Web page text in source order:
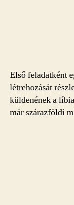
Első feladatként
létrehozását
küldenének a
már szárazföldi